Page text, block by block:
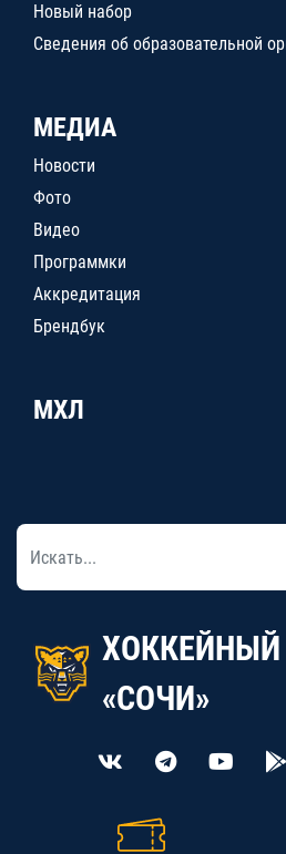
Новый набор
Сведения об образовательной
МЕДИА
Новости
Фото
Видео
Программки
Аккредитация
Брендбук
МХЛ
ХОККЕЙНЫЙ
«СОЧИ»